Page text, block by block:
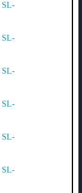
SL-
SL-
SL-
SL-
SL-
SL-